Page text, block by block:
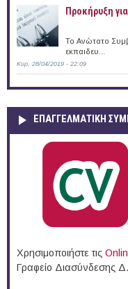
Προκήρυξη
Το Ανώτατο
εκπαιδευ...
Κυρ, 28/04/2019 - 22:09
ΕΠΑΓΓΕΛΜΑΤΙΚΉ
Χρησιμοποιήστε τις
Γραφείο Διασύνδεσης